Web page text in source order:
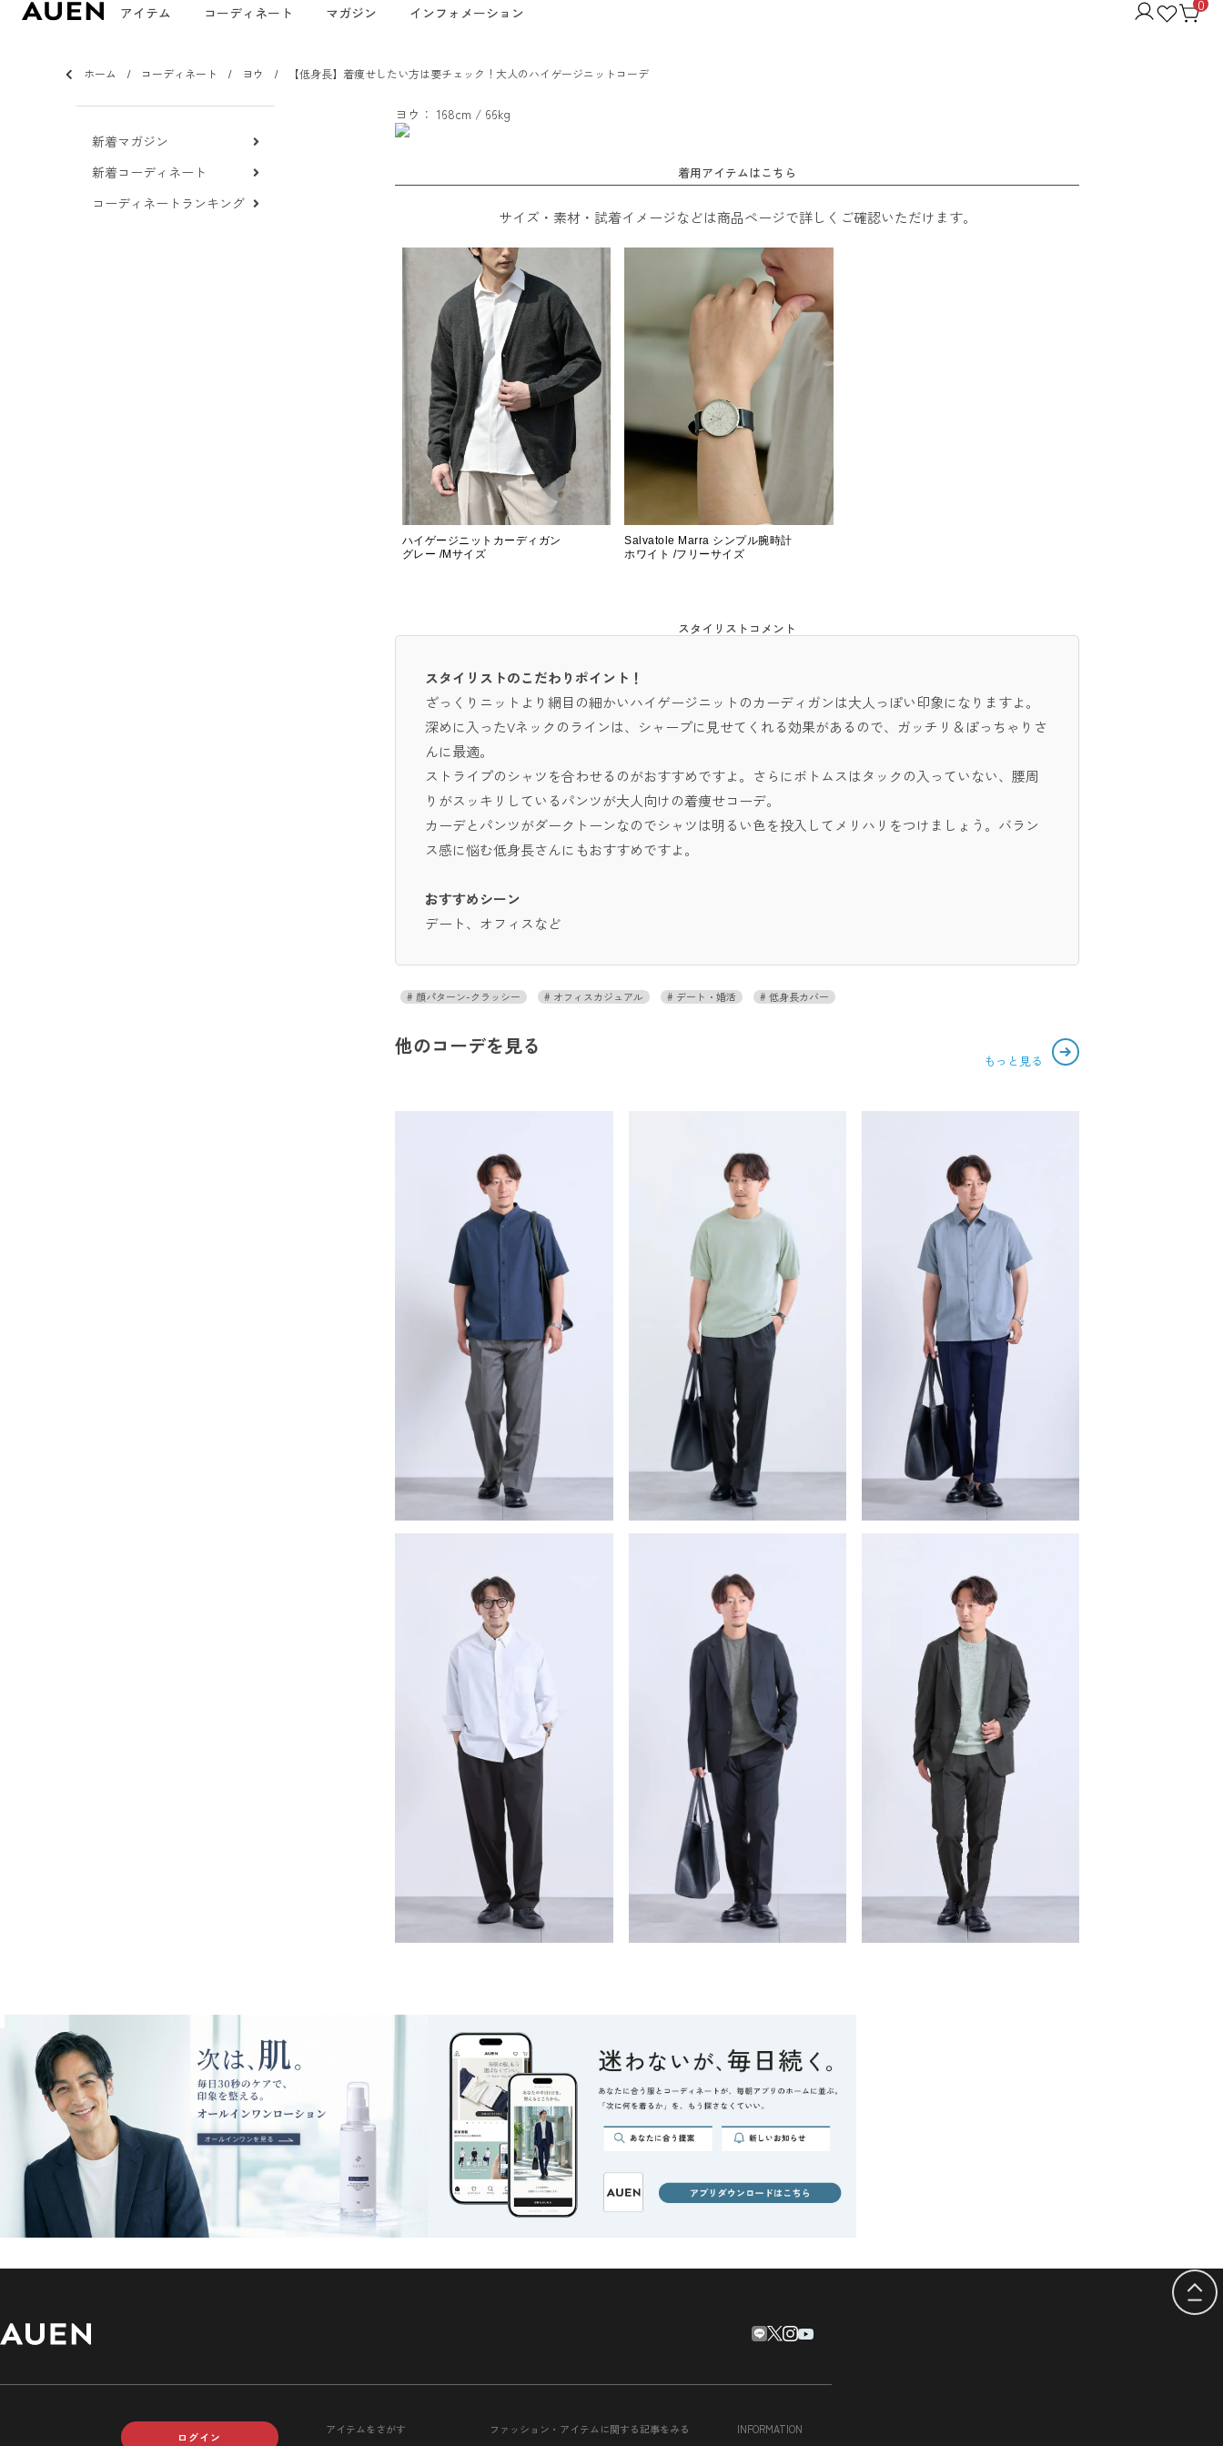
アイテム コーディネート マガジン インフォメーション 0
ホーム コーディネート ヨウ 【低身長】着痩せしたい方は要チェック！大人のハイゲージニットコーデ
新着マガジン
新着コーディネート
コーディネートランキング
ヨウ： 168cm / 66kg
着用アイテムはこちら
サイズ・素材・試着イメージなどは商品ページで詳しくご確認いただけます。
ハイゲージニットカーディガン
グレー /Mサイズ
Salvatole Marra シンプル腕時計
ホワイト /フリーサイズ
スタイリストコメント
スタイリストのこだわりポイント！
ざっくりニットより網目の細かいハイゲージニットのカーディガンは大人っぽい印象になりますよ。
深めに入ったVネックのラインは、シャープに見せてくれる効果があるので、ガッチリ＆ぽっちゃりさ
んに最適。
ストライプのシャツを合わせるのがおすすめですよ。さらにボトムスはタックの入っていない、腰周
りがスッキリしているパンツが大人向けの着痩せコーデ。
カーデとパンツがダークトーンなのでシャツは明るい色を投入してメリハリをつけましょう。バラン
ス感に悩む低身長さんにもおすすめですよ。
おすすめシーン
デート、オフィスなど
顔パターン-クラッシー オフィスカジュアル デート・婚活 低身長カバー
他のコーデを見る
もっと見る
ログイン
アイテムをさがす ファッション・アイテムに関する記事をみる INFORMATION